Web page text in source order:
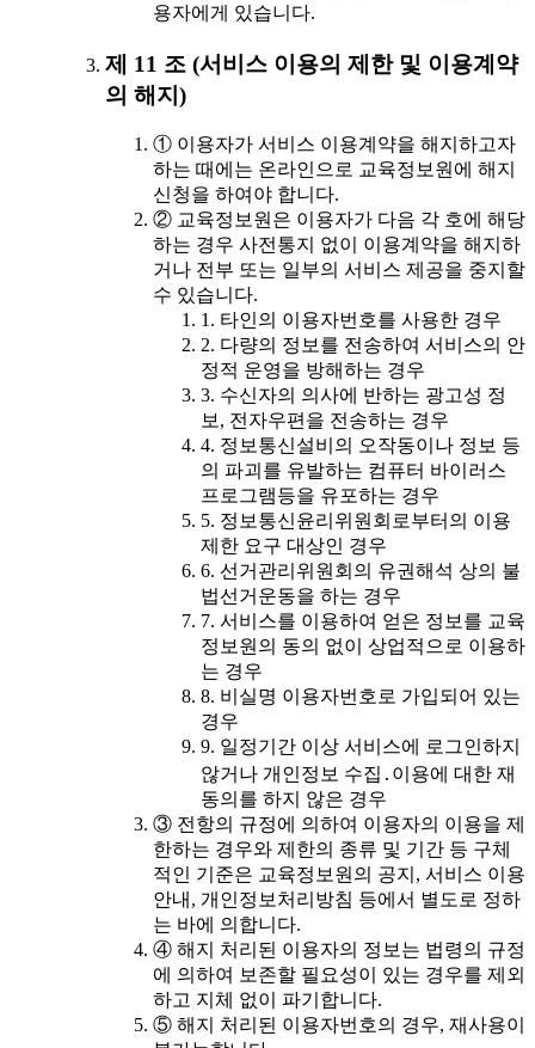
용자에게 있습니다.
제 11 조 (서비스 이용의 제한 및 이용계약
의 해지)
① 이용자가 서비스 이용계약을 해지하고자
하는 때에는 온라인으로 교육정보원에 해지
신청을 하여야 합니다.
② 교육정보원은 이용자가 다음 각 호에 해당
하는 경우 사전통지 없이 이용계약을 해지하
거나 전부 또는 일부의 서비스 제공을 중지할
수 있습니다.
1. 타인의 이용자번호를 사용한 경우
2. 다량의 정보를 전송하여 서비스의 안
정적 운영을 방해하는 경우
3. 수신자의 의사에 반하는 광고성 정
보, 전자우편을 전송하는 경우
4. 정보통신설비의 오작동이나 정보 등
의 파괴를 유발하는 컴퓨터 바이러스
프로그램등을 유포하는 경우
5. 정보통신윤리위원회로부터의 이용
제한 요구 대상인 경우
6. 선거관리위원회의 유권해석 상의 불
법선거운동을 하는 경우
7. 서비스를 이용하여 얻은 정보를 교육
정보원의 동의 없이 상업적으로 이용하
는 경우
8. 비실명 이용자번호로 가입되어 있는
경우
9. 일정기간 이상 서비스에 로그인하지
않거나 개인정보 수집․이용에 대한 재
동의를 하지 않은 경우
③ 전항의 규정에 의하여 이용자의 이용을 제
한하는 경우와 제한의 종류 및 기간 등 구체
적인 기준은 교육정보원의 공지, 서비스 이용
안내, 개인정보처리방침 등에서 별도로 정하
는 바에 의합니다.
④ 해지 처리된 이용자의 정보는 법령의 규정
에 의하여 보존할 필요성이 있는 경우를 제외
하고 지체 없이 파기합니다.
⑤ 해지 처리된 이용자번호의 경우, 재사용이